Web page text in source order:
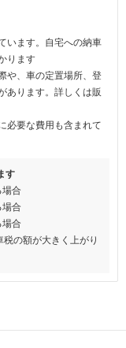
います。自宅への納車
ります
や、車の定置場所、登
あります。詳しくは販
必要な費用も含まれて
す
合
合
合
税の額が大きく上がり